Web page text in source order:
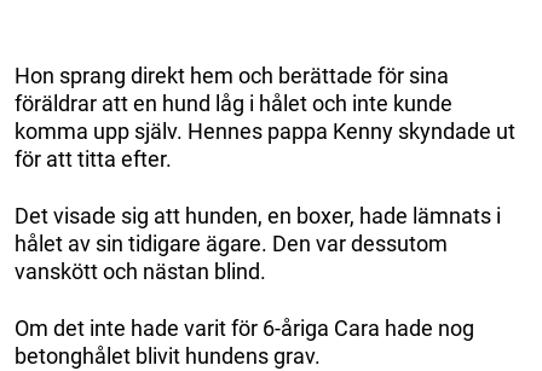
Hon sprang direkt hem och berättade för sina
föräldrar att en hund låg i hålet och inte kunde
komma upp själv. Hennes pappa Kenny skyndade ut
för att titta efter.
Det visade sig att hunden, en boxer, hade lämnats i
hålet av sin tidigare ägare. Den var dessutom
vanskött och nästan blind.
Om det inte hade varit för 6-åriga Cara hade nog
betonghålet blivit hundens grav.